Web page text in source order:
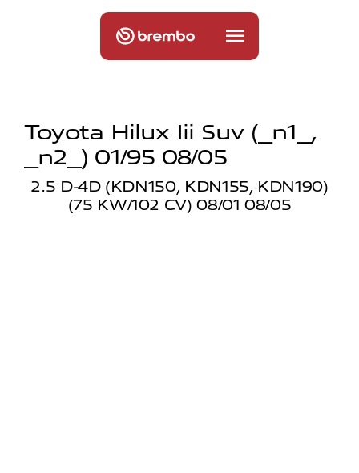
Toyota Hilux Iii Suv (_n1_,
_n2_) 01/95 08/05
2.5 D-4D (KDN150, KDN155, KDN190)
(75 KW/102 CV) 08/01 08/05